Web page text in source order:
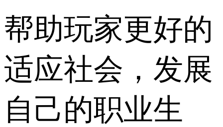
帮助玩家更好的
适应社会，发展
自己的职业生